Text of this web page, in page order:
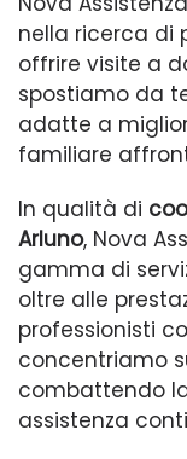
nella ricerca di
offrire visite a
spostiamo da
adatte a
familiare
In qualità di
Arluno, Nova
gamma di
oltre alle
professionisti
concentriamo
combattendo
assistenza